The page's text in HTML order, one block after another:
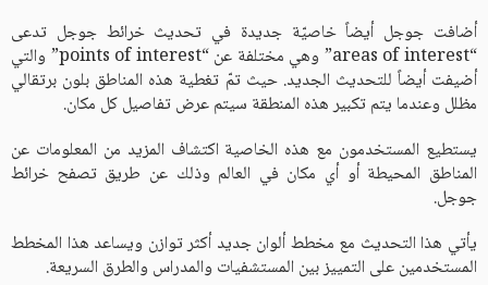
أضافت جوجل أيضاً خاصيّة جديدة في تحديث خرائط جوجل تدعى
“areas of interest” وهي مختلفة عن “points of interest” والتي
أضيفت أيضاً للتحديث الجديد. حيث تمّ تغطية هذه المناطق بلون برتقالي
مظلل وعندما يتم تكبير هذه المنطقة سيتم عرض تفاصيل كل مكان.
يستطيع المستخدمون مع هذه الخاصية اكتشاف المزيد من المعلومات عن
المناطق المحيطة أو أي مكان في العالم وذلك عن طريق تصفح خرائط
جوجل.
يأتي هذا التحديث مع مخطط ألوان جديد أكثر توازن ويساعد هذا المخطط
المستخدمين على التمييز بين المستشفيات والمدراس والطرق السريعة.